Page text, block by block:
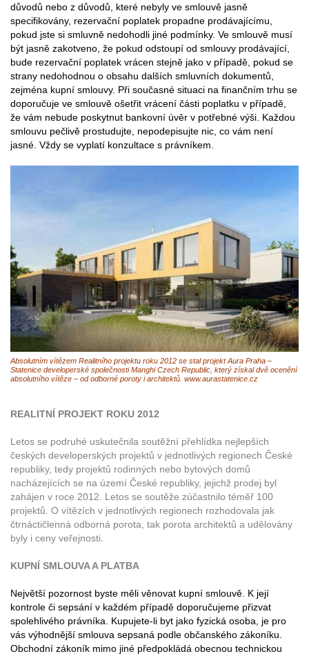
důvodů nebo z důvodů, které nebyly ve smlouvě jasně
specifikovány, rezervační poplatek propadne prodávajícímu,
pokud jste si smluvně nedohodli jiné podmínky. Ve smlouvě musí
být jasně zakotveno, že pokud odstoupí od smlouvy prodávající,
bude rezervační poplatek vrácen stejně jako v případě, pokud se
strany nedohodnou o obsahu dalších smluvních dokumentů,
zejména kupní smlouvy. Při současné situaci na finančním trhu se
doporučuje ve smlouvě ošetřit vrácení části poplatku v případě,
že vám nebude poskytnut bankovní úvěr v potřebné výši. Každou
smlouvu pečlivě prostudujte, nepodepisujte nic, co vám není
jasné. Vždy se vyplatí konzultace s právníkem.
Absolutním vítězem Realitního projektu roku 2012 se stal projekt Aura Praha –
Statenice developerské společnosti Manghi Czech Republic, který získal dvě ocenění
absolutního vítěze – od odborné poroty i architektů. www.aurastatenice.cz
REALITNÍ PROJEKT ROKU 2012
Letos se podruhé uskutečnila soutěžní přehlídka nejlepších
českých developerských projektů v jednotlivých regionech České
republiky, tedy projektů rodinných nebo bytových domů
nacházejících se na území České republiky, jejichž prodej byl
zahájen v roce 2012. Letos se soutěže zúčastnilo téměř 100
projektů. O vítězích v jednotlivých regionech rozhodovala jak
čtrnáctičlenná odborná porota, tak porota architektů a udělovány
byly i ceny veřejnosti.
KUPNÍ SMLOUVA A PLATBA
Největší pozornost byste měli věnovat kupní smlouvě. K její
kontrole či sepsání v každém případě doporučujeme přizvat
spolehlivého právníka. Kupujete-li byt jako fyzická osoba, je pro
vás výhodnější smlouva sepsaná podle občanského zákoníku.
Obchodní zákoník mimo jiné předpokládá obecnou technickou